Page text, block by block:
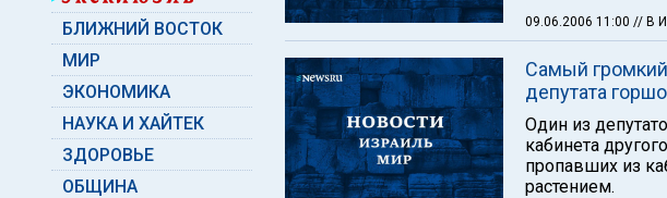
БЛИЖНИЙ ВОСТОК
МИР
ЭКОНОМИКА
НАУКА И ХАЙТЕК
ЗДОРОВЬЕ
ОБЩИНА
09.06.2006 11:00 // В
Самый громкий
депутата
Один из
кабинета
пропавших из
растением.